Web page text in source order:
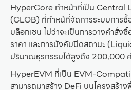
HyperCore ทำหน้าที่เป็น
(CLOB) ที่ทำหน้ที่จัดการระบบการ
บล็อกเชน ไม่ว่าจะเป็นการวางคำสั่ง
ราคา และการบังคับปิดสถานะ
ปริมาณธุรกรรมได้สูงถึง 200,000
HyperEVM ที่เป็น EVM-
สามารถมาสร้าง DeFi บนโครงสร้า